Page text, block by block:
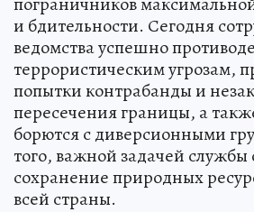
и бдительности. Сегодня
ведомства успешно
террористическим угрозам,
попытки контрабанды и
пересечения границы, а
борются с диверсионными
того, важной задачей службы
сохранение природных
всей страны.